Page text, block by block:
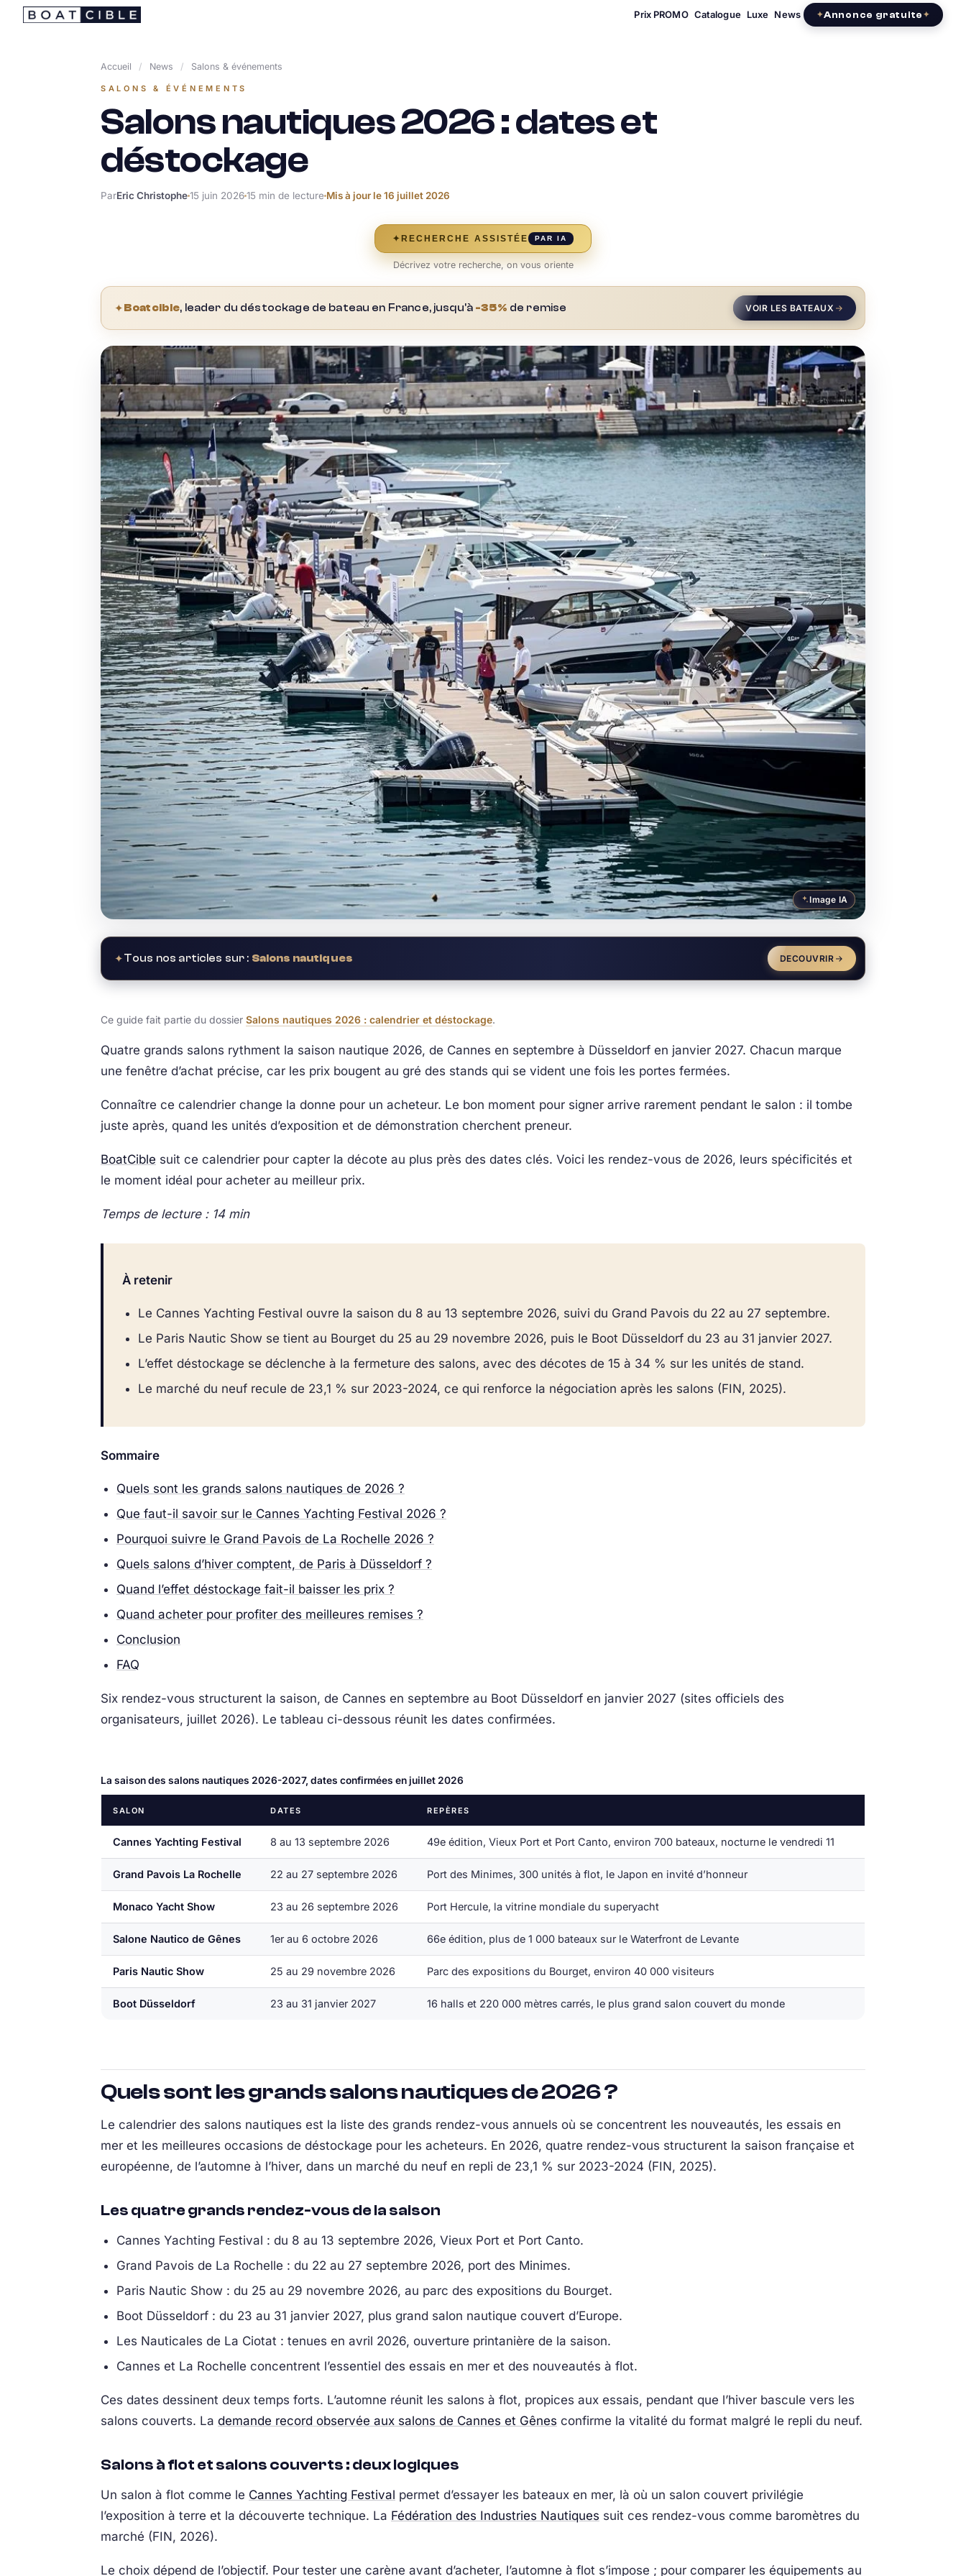
Passer
Prix PROMO Catalogue Luxe News Annonce gratuite
Accueil / News / Salons & événements
SALONS & ÉVÉNEMENTS
Salons nautiques 2026 : dates et
déstockage
ParEric Christophe15 juin 202615 min de lecture Mis à jour le16 juillet 2026
✦ RECHERCHE ASSISTÉE PAR IA
Décrivez votre recherche, on vous oriente
✦Boatcible, leader du déstockage de bateau en France, jusqu'à -35% de remise VOIR LES BATEAUX
Image IA
✦Tous nos articles sur : Salons nautiques DECOUVRIR
Ce guide fait partie du dossier Salons nautiques 2026 : calendrier et déstockage.
Quatre grands salons rythment la saison nautique 2026, de Cannes en septembre à Düsseldorf en janvier 2027. Chacun marque
une fenêtre d’achat précise, car les prix bougent au gré des stands qui se vident une fois les portes fermées.
Connaître ce calendrier change la donne pour un acheteur. Le bon moment pour signer arrive rarement pendant le salon : il tombe
juste après, quand les unités d’exposition et de démonstration cherchent preneur.
BoatCible suit ce calendrier pour capter la décote au plus près des dates clés. Voici les rendez-vous de 2026, leurs spécificités et
le moment idéal pour acheter au meilleur prix.
Temps de lecture : 14 min
À retenir
Le Cannes Yachting Festival ouvre la saison du 8 au 13 septembre 2026, suivi du Grand Pavois du 22 au 27 septembre.
Le Paris Nautic Show se tient au Bourget du 25 au 29 novembre 2026, puis le Boot Düsseldorf du 23 au 31 janvier 2027.
L’effet déstockage se déclenche à la fermeture des salons, avec des décotes de 15 à 34 % sur les unités de stand.
Le marché du neuf recule de 23,1 % sur 2023-2024, ce qui renforce la négociation après les salons (FIN, 2025).
Sommaire
Quels sont les grands salons nautiques de 2026 ?
Que faut-il savoir sur le Cannes Yachting Festival 2026 ?
Pourquoi suivre le Grand Pavois de La Rochelle 2026 ?
Quels salons d’hiver comptent, de Paris à Düsseldorf ?
Quand l’effet déstockage fait-il baisser les prix ?
Quand acheter pour profiter des meilleures remises ?
Conclusion
FAQ
Six rendez-vous structurent la saison, de Cannes en septembre au Boot Düsseldorf en janvier 2027 (sites officiels des
organisateurs, juillet 2026). Le tableau ci-dessous réunit les dates confirmées.
La saison des salons nautiques 2026-2027, dates confirmées en juillet 2026
SALON DATES REPÈRES
Cannes Yachting Festival 8 au 13 septembre 2026 49e édition, Vieux Port et Port Canto, environ 700 bateaux, nocturne le vendredi 11
Grand Pavois La Rochelle 22 au 27 septembre 2026 Port des Minimes, 300 unités à flot, le Japon en invité d’honneur
Monaco Yacht Show 23 au 26 septembre 2026 Port Hercule, la vitrine mondiale du superyacht
Salone Nautico de Gênes 1er au 6 octobre 2026 66e édition, plus de 1 000 bateaux sur le Waterfront de Levante
Paris Nautic Show 25 au 29 novembre 2026 Parc des expositions du Bourget, environ 40 000 visiteurs
Boot Düsseldorf 23 au 31 janvier 2027 16 halls et 220 000 mètres carrés, le plus grand salon couvert du monde
Quels sont les grands salons nautiques de 2026 ?
Le calendrier des salons nautiques est la liste des grands rendez-vous annuels où se concentrent les nouveautés, les essais en
mer et les meilleures occasions de déstockage pour les acheteurs. En 2026, quatre rendez-vous structurent la saison française et
européenne, de l’automne à l’hiver, dans un marché du neuf en repli de 23,1 % sur 2023-2024 (FIN, 2025).
Les quatre grands rendez-vous de la saison
Cannes Yachting Festival : du 8 au 13 septembre 2026, Vieux Port et Port Canto.
Grand Pavois de La Rochelle : du 22 au 27 septembre 2026, port des Minimes.
Paris Nautic Show : du 25 au 29 novembre 2026, au parc des expositions du Bourget.
Boot Düsseldorf : du 23 au 31 janvier 2027, plus grand salon nautique couvert d’Europe.
Les Nauticales de La Ciotat : tenues en avril 2026, ouverture printanière de la saison.
Cannes et La Rochelle concentrent l’essentiel des essais en mer et des nouveautés à flot.
Ces dates dessinent deux temps forts. L’automne réunit les salons à flot, propices aux essais, pendant que l’hiver bascule vers les
salons couverts. La demande record observée aux salons de Cannes et Gênes confirme la vitalité du format malgré le repli du neuf.
Salons à flot et salons couverts : deux logiques
Un salon à flot comme le Cannes Yachting Festival permet d’essayer les bateaux en mer, là où un salon couvert privilégie
l’exposition à terre et la découverte technique. La Fédération des Industries Nautiques suit ces rendez-vous comme baromètres du
marché (FIN, 2026).
Le choix dépend de l’objectif. Pour tester une carène avant d’acheter, l’automne à flot s’impose ; pour comparer les équipements au